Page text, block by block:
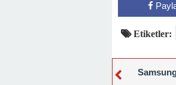
Etiketler: